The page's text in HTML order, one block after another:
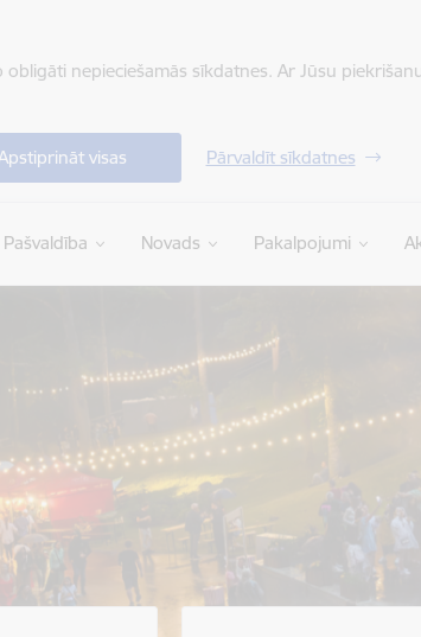
nepieciešamās sīkdatnes. Ar Jūsu
visas Pārvaldīt sīkdatnes
Pašvaldība Novads Pakalpojumi